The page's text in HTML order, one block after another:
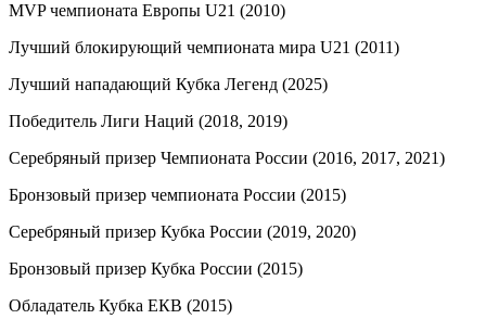
MVP чемпионата Европы U21 (2010)
Лучший блокирующий чемпионата мира U21 (2011)
Лучший нападающий Кубка Легенд (2025)
Победитель Лиги Наций (2018, 2019)
Серебряный призер Чемпионата России (2016, 2017, 2021)
Бронзовый призер чемпионата России (2015)
Серебряный призер Кубка России (2019, 2020)
Бронзовый призер Кубка России (2015)
Обладатель Кубка ЕКВ (2015)